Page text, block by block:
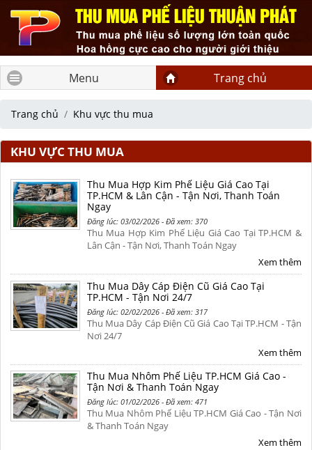
Menu Trang chủ
Trang chủ Khu vực thu mua
KHU VỰC THU MUA
Thu Mua Hợp Kim Phế Liệu Giá Cao Tại
TP.HCM & Lân Cận - Tận Nơi, Thanh Toán
Ngay
Đăng lúc: 03/02/2026 - Đã xem: 370
Thu Mua Hợp Kim Phế Liệu Giá Cao Tại TP.HCM &
Lân Cận - Tận Nơi, Thanh Toán Ngay
Xem thêm
Thu Mua Dây Cáp Điện Cũ Giá Cao Tại
TP.HCM - Tận Nơi 24/7
Đăng lúc: 02/02/2026 - Đã xem: 317
Thu Mua Dây Cáp Điện Cũ Giá Cao Tại TP.HCM - Tận
Nơi 24/7
Xem thêm
Thu Mua Nhôm Phế Liệu TP.HCM Giá Cao -
Tận Nơi & Thanh Toán Ngay
Đăng lúc: 01/02/2026 - Đã xem: 471
Thu Mua Nhôm Phế Liệu TP.HCM Giá Cao - Tận Nơi
& Thanh Toán Ngay
Xem thêm